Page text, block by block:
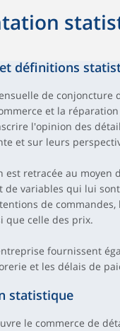
définitions
de conjoncture
et la
l'opinion des
et sur leurs
est retracée au moyen
de variables qui lui
de
que celle des prix.
fournissent
et les délais de
statistique
le commerce de